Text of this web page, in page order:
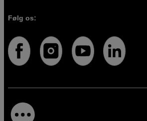
Følg os: